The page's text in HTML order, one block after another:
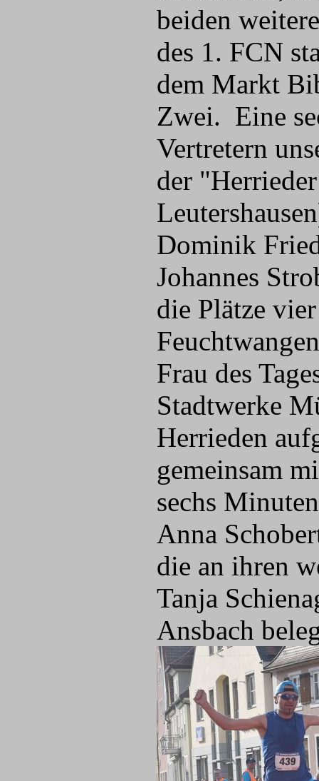
beiden
des 1. FCN
dem Markt
Zwei. Eine
Vertretern
der
Dominik
Johannes
die Plätze
Frau des
Stadtwerke
Herrieden
gemeinsam
sechs
Anna
die an ihren
Tanja
Ansbach